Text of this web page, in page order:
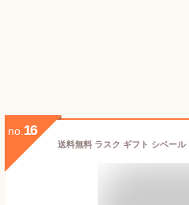
no. 16